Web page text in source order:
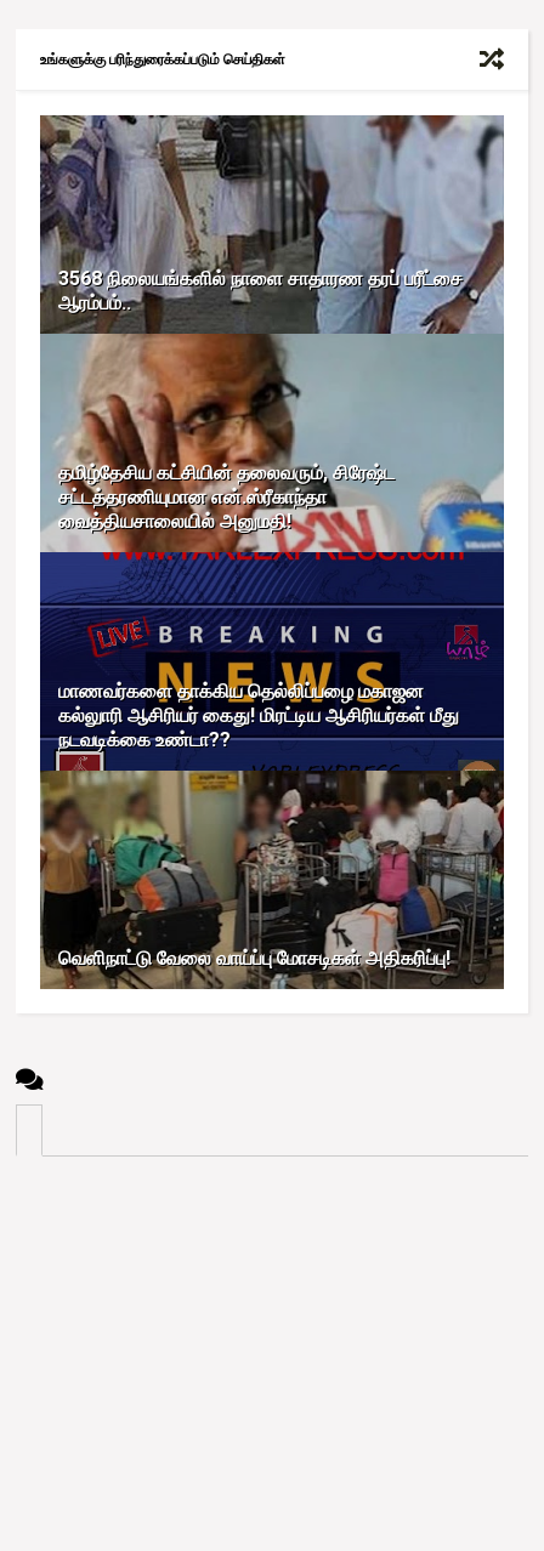
உங்களுக்கு பரிந்துரைக்கப்படும் செய்திகள்
3568 நிலையங்களில் நாளை சாதாரண தரப் பரீட்சை
ஆரம்பம்..
தமிழ்தேசிய கட்சியின் தலைவரும், சிரேஷ்ட
சட்டத்தரணியுமான என்.ஸ்ரீகாந்தா
வைத்தியசாலையில் அனுமதி!
மாணவர்களை தாக்கிய தெல்லிப்பழை மகாஜன
கல்லுாரி ஆசிரியர் கைது! மிரட்டிய ஆசிரியர்கள் மீது
நடவடிக்கை உண்டா??
வெளிநாட்டு வேலை வாய்ப்பு மோசடிகள் அதிகரிப்பு!